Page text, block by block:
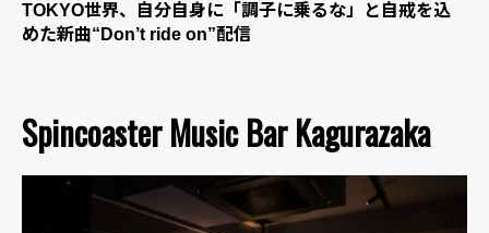
TOKYO世界、自分自身に「調子に乗るな」と自戒を込
めた新曲“Don’t ride on”配信
Spincoaster Music Bar Kagurazaka